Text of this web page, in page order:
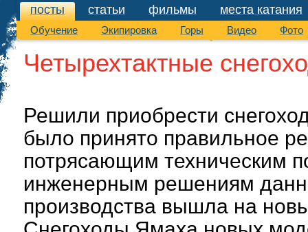
посты
посты статьи фильмы места катания
Обучение Экипировка Горы Видео Фото
Четырехтактные
Решили приобрести
было принято правильное
потрясающим техническим
инженерным решениям
производства вышла на